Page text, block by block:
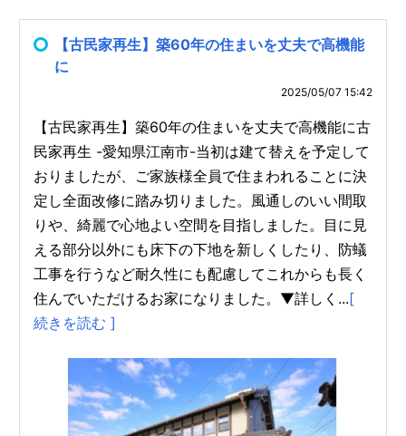
【古民家再生】築60年の住まいを丈夫で高機能
に
2025/05/07 15:42
【古民家再生】築60年の住まいを丈夫で高機能に古
民家再生 -愛知県江南市-当初は建て替えを予定して
おりましたが、ご家族様全員で住まわれることに決
定し全面改修に踏み切りました。風通しのいい間取
りや、綺麗で心地よい空間を目指しました。目に見
える部分以外にも床下の下地を新しくしたり、防蟻
工事を行うなど耐久性にも配慮してこれからも長く
住んでいただけるお家になりました。▼詳しく...[
続きを読む ]